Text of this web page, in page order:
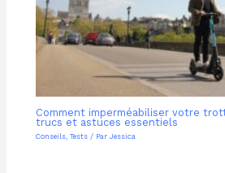
Comment imperméabiliser votre
trucs et astuces essentiels
Conseils,Tests / ParJessica